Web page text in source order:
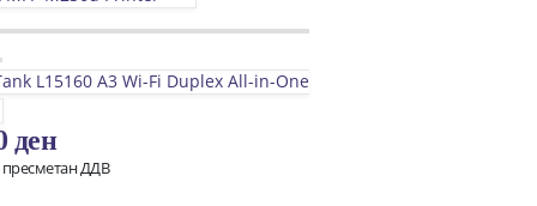
L15160 A3 Wi-Fi Duplex All-in-One
ден
пресметан ДДВ